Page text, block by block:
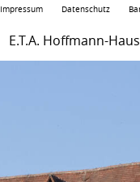
Impressum Datenschutz
E.T.A. Hoffmann-Haus